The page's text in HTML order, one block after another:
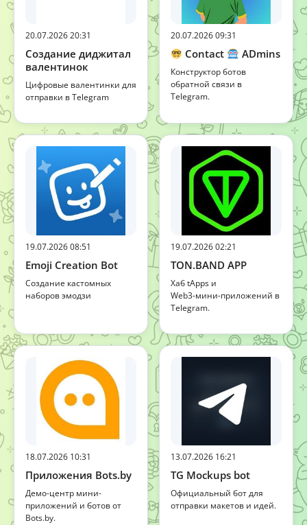
20.07.2026 20:31
Создание диджитал
валентинок
Цифровые валентинки для
отправки в Telegram
20.07.2026 09:31
Contact ADmins
Конструктор ботов
обратной связи в
Telegram.
19.07.2026 08:51
Emoji Creation Bot
Создание кастомных
наборов эмодзи
19.07.2026 02:21
TON.BAND APP
Хаб tApps и
Web3‑мини‑приложений в
Telegram.
18.07.2026 10:31
Приложения Bots.by
Демо-центр мини-
приложений и ботов от
Bots.by.
13.07.2026 16:21
TG Mockups bot
Официальный бот для
отправки макетов и идей.